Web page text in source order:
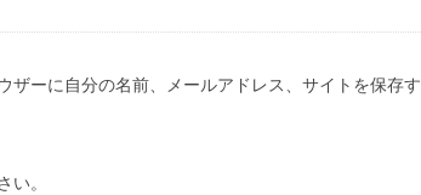
ザーに自分の名前、メールアドレス、サイトを保存す
い。